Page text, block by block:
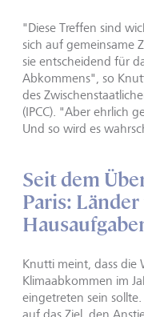
"Diese Treffen sind
sich auf gemeinsame
sie entscheidend für
Abkommens", so
des
(IPCC). "Aber ehrlich
Und so wird es
Seit dem
Paris:
Knutti meint, dass die
Klimaabkommen im
eingetreten sein
auf das Ziel, den